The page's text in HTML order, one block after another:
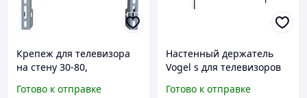
Крепеж для телевизора
на стену 30-80,
телевизора с
Готово к отправке
Настенный держатель
Vogel s для телевизоров
совместимый
Готово к отправке